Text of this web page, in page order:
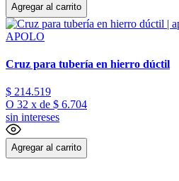
Agregar al carrito
APOLO
Cruz para tubería en hierro dúctil
$ 214.519
O 32 x de $ 6.704
sin intereses
Agregar al carrito